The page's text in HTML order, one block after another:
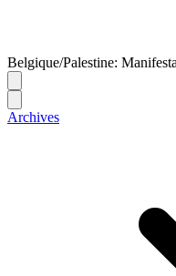
Belgique/Palestine:
Archives